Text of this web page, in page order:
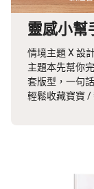
靈感小幫
情境主題 X 設
主題本先幫你
套版型，一句
輕鬆收藏寶寶 /